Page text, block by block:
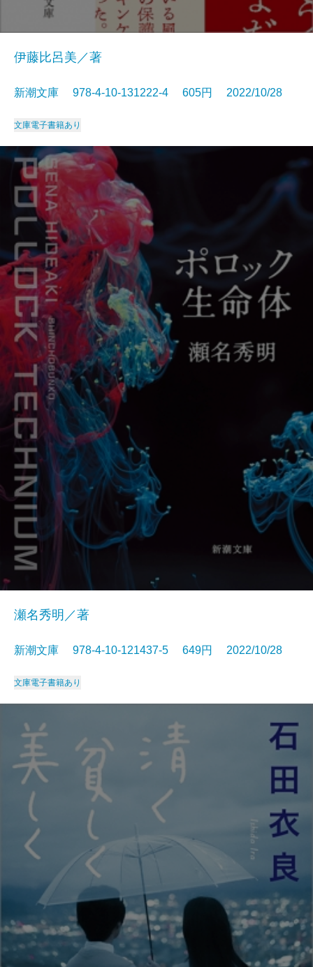
伊藤比呂美／著
新潮文庫 978-4-10-131222-4 605円 2022/10/28
文庫電子書籍あり
瀬名秀明／著
新潮文庫 978-4-10-121437-5 649円 2022/10/28
文庫電子書籍あり